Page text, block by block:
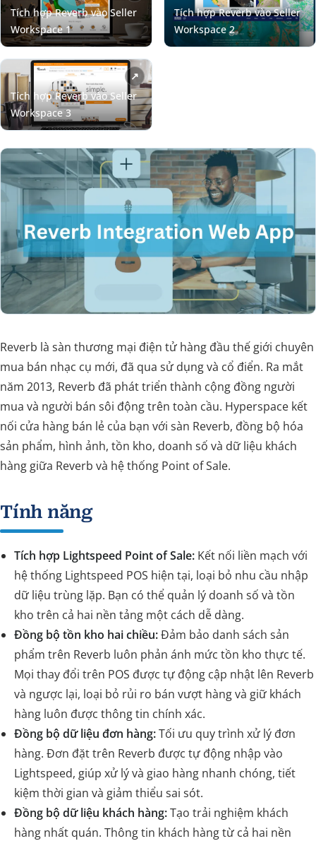
Reverb là sàn thương mại điện tử hàng đầu thế giới chuyên
mua bán nhạc cụ mới, đã qua sử dụng và cổ điển. Ra mắt
năm 2013, Reverb đã phát triển thành cộng đồng người
mua và người bán sôi động trên toàn cầu. Hyperspace kết
nối cửa hàng bán lẻ của bạn với sàn Reverb, đồng bộ hóa
sản phẩm, hình ảnh, tồn kho, doanh số và dữ liệu khách
hàng giữa Reverb và hệ thống Point of Sale.
Tính năng
Tích hợp Lightspeed Point of Sale: Kết nối liền mạch với
hệ thống Lightspeed POS hiện tại, loại bỏ nhu cầu nhập
dữ liệu trùng lặp. Bạn có thể quản lý doanh số và tồn
kho trên cả hai nền tảng một cách dễ dàng.
Đồng bộ tồn kho hai chiều:Đảm bảo danh sách sản
phẩm trên Reverb luôn phản ánh mức tồn kho thực tế.
Mọi thay đổi trên POS được tự động cập nhật lên Reverb
và ngược lại, loại bỏ rủi ro bán vượt hàng và giữ khách
hàng luôn được thông tin chính xác.
Đồng bộ dữ liệu đơn hàng:Tối ưu quy trình xử lý đơn
hàng. Đơn đặt trên Reverb được tự động nhập vào
Lightspeed, giúp xử lý và giao hàng nhanh chóng, tiết
kiệm thời gian và giảm thiểu sai sót.
Đồng bộ dữ liệu khách hàng:Tạo trải nghiệm khách
hàng nhất quán. Thông tin khách hàng từ cả hai nền